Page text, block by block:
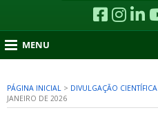
MENU
PÁGINA INICIAL > DIVULGAÇÃO CIENTÍFICA
JANEIRO DE 2026